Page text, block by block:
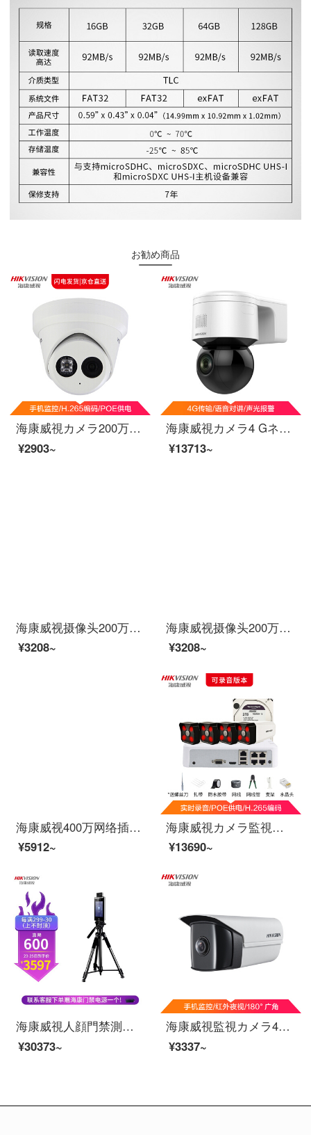
お勧め商品
海康威視カメラ200万ネットワーク高清半球カメラPOEはオーディオカードを持っています。夜間視赤外線監視装置の携帯電話の移動監視測定3325 F-I 4 mmです。
¥2903~
海康威視カメラ4 Gネットレス監視ボール機ハイビジョンネットワークボールは4 G長距離対談350度水平回転DS-2 DC 3 A 20 IW-D/GMTをサポートします。
¥13713~
海康威视摄像头200万网络高清半球POE带音频插卡夜视红外监控设备套装监控器DS-2CD3325F-IS 4mm
¥3208~
海康威视摄像头200万网络高清半球POE带音频插卡夜视红外监控设备套装监控器DS-2CD3325F-IS 4mm
¥3208~
海康威视400万网络插卡无线监控 红外球机 语音对讲高清变焦摄像头DS-2DC2402IW-D3/W
¥5912~
海康威視カメラ監視装置セット4番ベルト2 Tハードディスク200万セットPOE給電赤外線50 mピック監視携帯電話監視カメラB 12 HV 2室内室外監視カメラ
¥13690~
海康威視人顔門禁測温一体機三角台セット顔測温セット（有料全国設置）
¥30373~
海康威視監視カメラ400万高清広角ネットワークカメラpoe給電モニター赤外線夜間テレビDS-2 CD 3 T 45 P 1-I
¥3337~